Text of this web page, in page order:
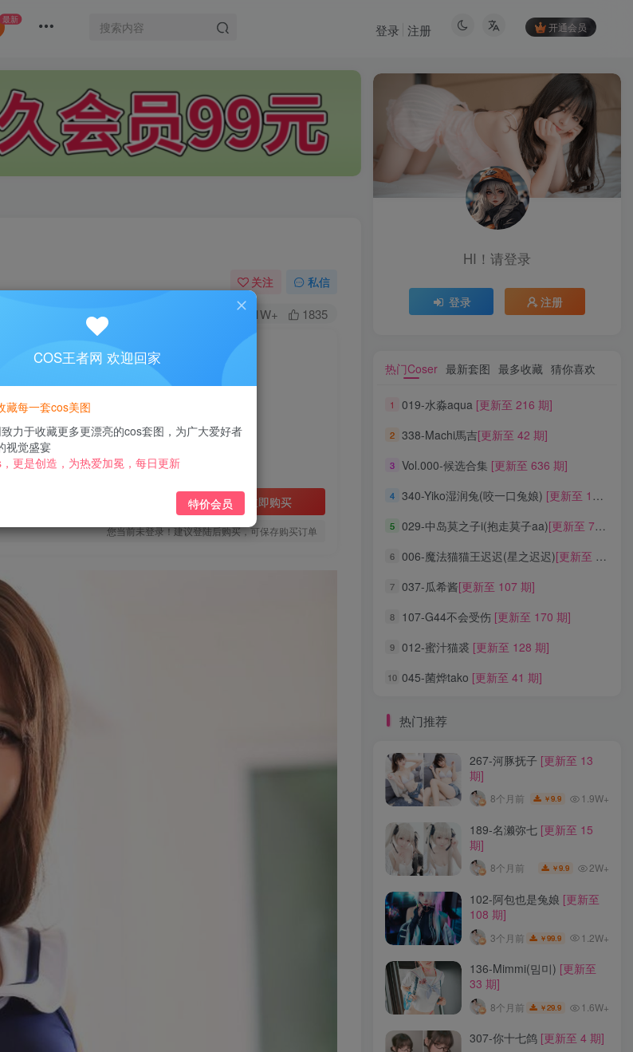
最新
开通会员
登录 注册
关注 私信
1.1W+ 1835
[7P]
付费后查看
钻石会员免费
立即购买
您当前未登录！建议登陆后购买，可保存购买订单
HI！请登录
登录 注册
热门Coser 最新套图 最多收藏 猜你喜欢
1 019-水淼aqua [更新至 216 期]
2 338-Machi馬吉[更新至 42 期]
3 Vol.000-候选合集 [更新至 636 期]
4 340-Yiko湿润兔(咬一口兔娘) [更新至 136 期]
5 029-中岛莫之子i(抱走莫子aa)[更新至 76 期]
6 006-魔法猫猫王迟迟(星之迟迟)[更新至 320 期]
7 037-瓜希酱[更新至 107 期]
8 107-G44不会受伤 [更新至 170 期]
9 012-蜜汁猫裘 [更新至 128 期]
10 045-菌烨tako [更新至 41 期]
热门推荐
267-河豚抚子 [更新至 13
期]
8个月前 ￥9.9 1.9W+
189-名濑弥七 [更新至 15
期]
8个月前 ￥9.9 2W+
102-阿包也是兔娘 [更新至
108 期]
3个月前 ￥99.9 1.2W+
136-Mimmi(밈미) [更新至
33 期]
8个月前 ￥29.9 1.6W+
307-你十七鸽 [更新至 4 期]
HI！请登录
登录 注册
热门Coser 最新套图 最多收藏 猜你喜欢
1 019-水淼aqua [更新至 216 期]
2 338-Machi馬吉[更新至 42 期]
3 Vol.000-候选合集 [更新至 636 期]
4 340-Yiko湿润兔(咬一口兔娘) [更新至 136 期]
5 029-中岛莫之子i(抱走莫子aa)[更新至 76 期]
6 006-魔法猫猫王迟迟(星之迟迟)[更新至 320 期]
7 037-瓜希酱[更新至 107 期]
8 107-G44不会受伤 [更新至 170 期]
9 012-蜜汁猫裘 [更新至 128 期]
10 045-菌烨tako [更新至 41 期]
标签云
龙年活动 龙宫地狱 龙娘图鉴
龙娘
龙姬
龙华妃咲JK
龙华妃咲
黛尔 黑龙贯通
黑黑麦
黑馆晴奈
黑靡烟旗袍 黑钻兔子
黑金
黑贞德泳装
黑贞兔子
黑见芹香
黑裤妹
热门推荐
期]
期]
COS王者网 欢迎回家
藏每一套cos美图
力于收藏更多更漂亮的cos套图，为广大爱好者
视觉盛宴
更是创造，为热爱加冕，每日更新
特价会员